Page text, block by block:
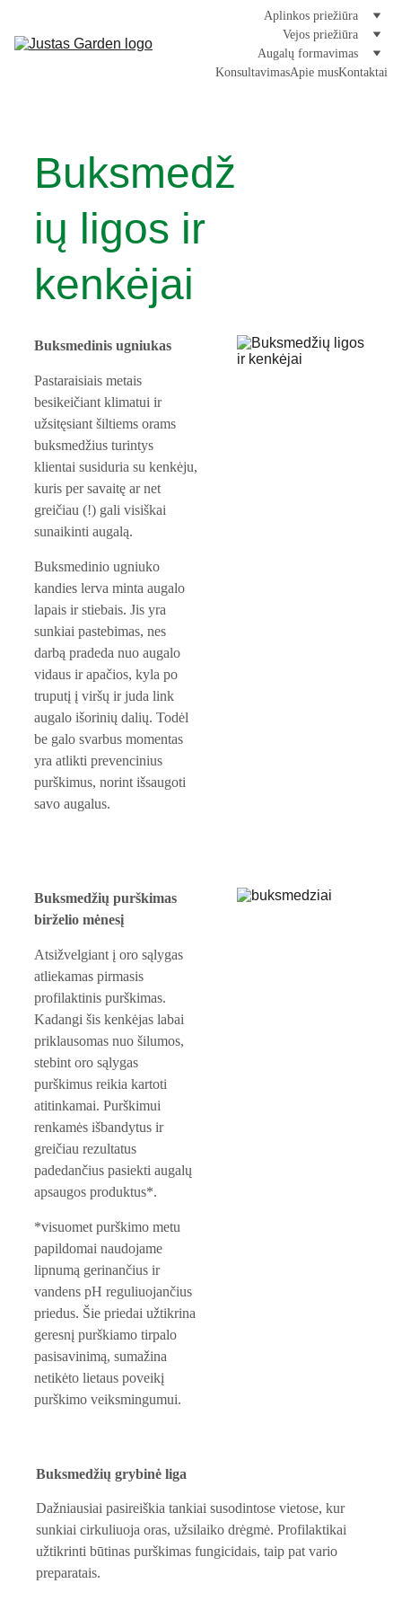
Aplinkos priežiūra
Vejos priežiūra
Augalų formavimas
KonsultavimasApie musKontaktai
Buksmedž
ių ligos ir
kenkėjai
Buksmedinis ugniukas
Pastaraisiais metais
besikeičiant klimatui ir
užsitęsiant šiltiems orams
buksmedžius turintys
klientai susiduria su kenkėju,
kuris per savaitę ar net
greičiau (!) gali visiškai
sunaikinti augalą.
Buksmedinio ugniuko
kandies lerva minta augalo
lapais ir stiebais. Jis yra
sunkiai pastebimas, nes
darbą pradeda nuo augalo
vidaus ir apačios, kyla po
truputį į viršų ir juda link
augalo išorinių dalių. Todėl
be galo svarbus momentas
yra atlikti prevencinius
purškimus, norint išsaugoti
savo augalus.
Buksmedžių purškimas
birželio mėnesį
Atsižvelgiant į oro sąlygas
atliekamas pirmasis
profilaktinis purškimas.
Kadangi šis kenkėjas labai
priklausomas nuo šilumos,
stebint oro sąlygas
purškimus reikia kartoti
atitinkamai. Purškimui
renkamės išbandytus ir
greičiau rezultatus
padedančius pasiekti augalų
apsaugos produktus*.
*visuomet purškimo metu
papildomai naudojame
lipnumą gerinančius ir
vandens pH reguliuojančius
priedus. Šie priedai užtikrina
geresnį purškiamo tirpalo
pasisavinimą, sumažina
netikėto lietaus poveikį
purškimo veiksmingumui.
Buksmedžių grybinė liga
Dažniausiai pasireiškia tankiai susodintose vietose, kur
sunkiai cirkuliuoja oras, užsilaiko drėgmė. Profilaktikai
užtikrinti būtinas purškimas fungicidais, taip pat vario
preparatais.